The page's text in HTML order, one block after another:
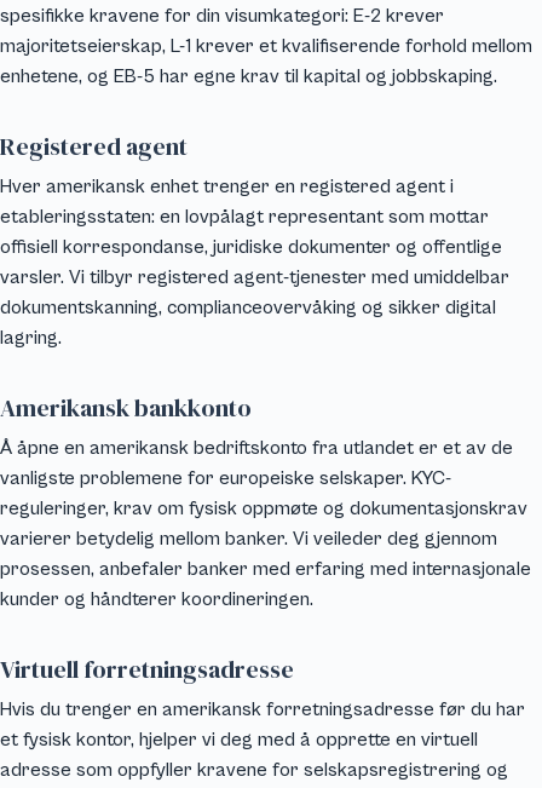
spesifikke kravene for din visumkategori: E-2 krever
majoritetseierskap, L-1 krever et kvalifiserende forhold mellom
enhetene, og EB-5 har egne krav til kapital og jobbskaping.
Registered agent
Hver amerikansk enhet trenger en registered agent i
etableringsstaten: en lovpålagt representant som mottar
offisiell korrespondanse, juridiske dokumenter og offentlige
varsler. Vi tilbyr registered agent-tjenester med umiddelbar
dokumentskanning, complianceovervåking og sikker digital
lagring.
Amerikansk bankkonto
Å åpne en amerikansk bedriftskonto fra utlandet er et av de
vanligste problemene for europeiske selskaper. KYC-
reguleringer, krav om fysisk oppmøte og dokumentasjonskrav
varierer betydelig mellom banker. Vi veileder deg gjennom
prosessen, anbefaler banker med erfaring med internasjonale
kunder og håndterer koordineringen.
Virtuell forretningsadresse
Hvis du trenger en amerikansk forretningsadresse før du har
et fysisk kontor, hjelper vi deg med å opprette en virtuell
adresse som oppfyller kravene for selskapsregistrering og